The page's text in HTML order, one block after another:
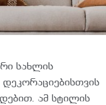
სახლის
ამ სტილის